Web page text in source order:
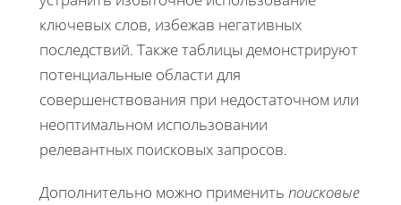
ключевых слов, избежав негативных
последствий. Также таблицы демонстрируют
потенциальные области для
совершенствования при недостаточном или
неоптимальном использовании
релевантных поисковых запросов.
Дополнительно можно применить поисковые